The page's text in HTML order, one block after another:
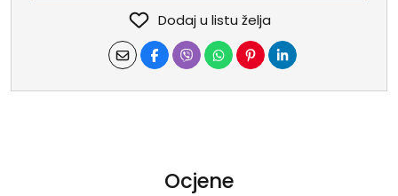
Dodaj u listu želja
Ocjene